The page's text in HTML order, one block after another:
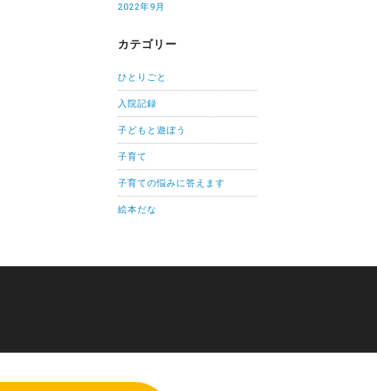
2022年9月
カテゴリー
ひとりごと
入院記録
子どもと遊ぼう
子育て
子育ての悩みに答えます
絵本だな